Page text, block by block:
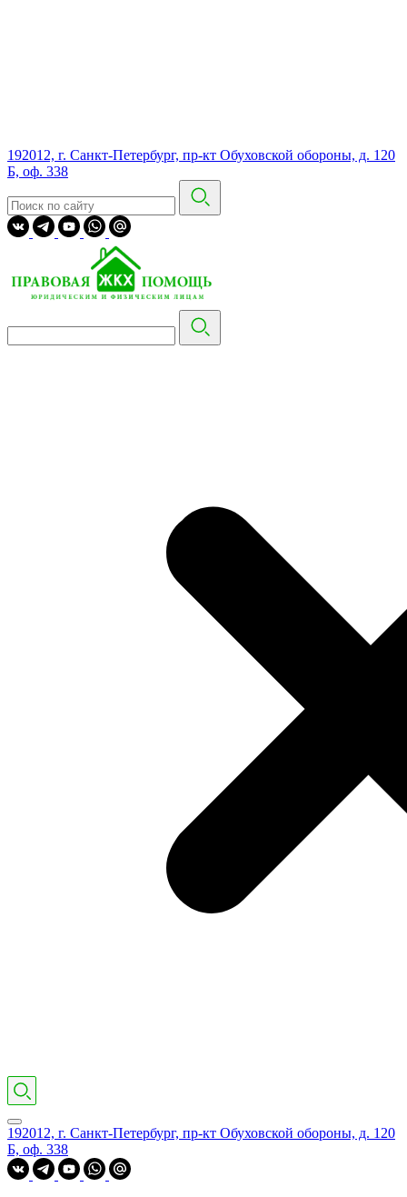
192012, г. Санкт-Петербург, пр-кт Обуховской обороны, д. 120
Б, оф. 338
192012, г. Санкт-Петербург, пр-кт Обуховской обороны, д. 120
Б, оф. 338